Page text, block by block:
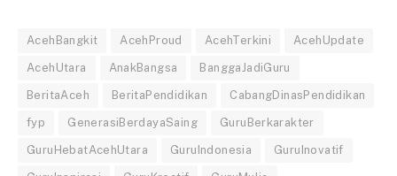
AcehBangkit AcehProud AcehTerkini AcehUpdate
AcehUtara AnakBangsa BanggaJadiGuru
BeritaAceh BeritaPendidikan CabangDinasPendidikan
fyp GenerasiBerdayaSaing GuruBerkarakter
GuruHebatAcehUtara GuruIndonesia GuruInovatif